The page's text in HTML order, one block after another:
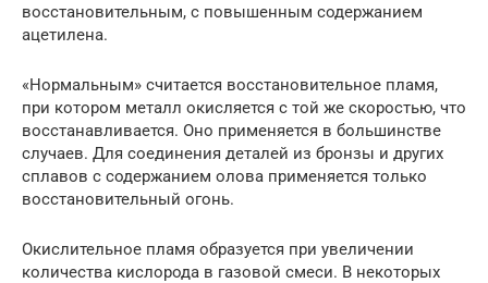
восстановительным, с повышенным содержанием
ацетилена.
«Нормальным» считается восстановительное пламя,
при котором металл окисляется с той же скоростью, что
восстанавливается. Оно применяется в большинстве
случаев. Для соединения деталей из бронзы и других
сплавов с содержанием олова применяется только
восстановительный огонь.
Окислительное пламя образуется при увеличении
количества кислорода в газовой смеси. В некоторых